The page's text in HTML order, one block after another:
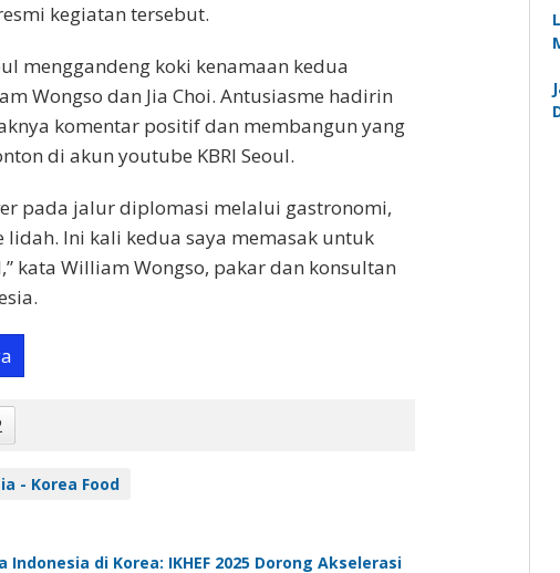
kegiatan ​tersebut.
menggandeng koki kenamaan kedua
Wongso dan Jia Choi. Antusiasme hadirin
komentar positif dan membangun yang
di akun youtube KBRI Seoul.
pada jalur diplomasi melalui gastronomi,
Ini kali kedua saya memasak untuk
kata William Wongso, pakar dan konsultan
- Korea Food
Indonesia di Korea: IKHEF 2025 Dorong Akselerasi